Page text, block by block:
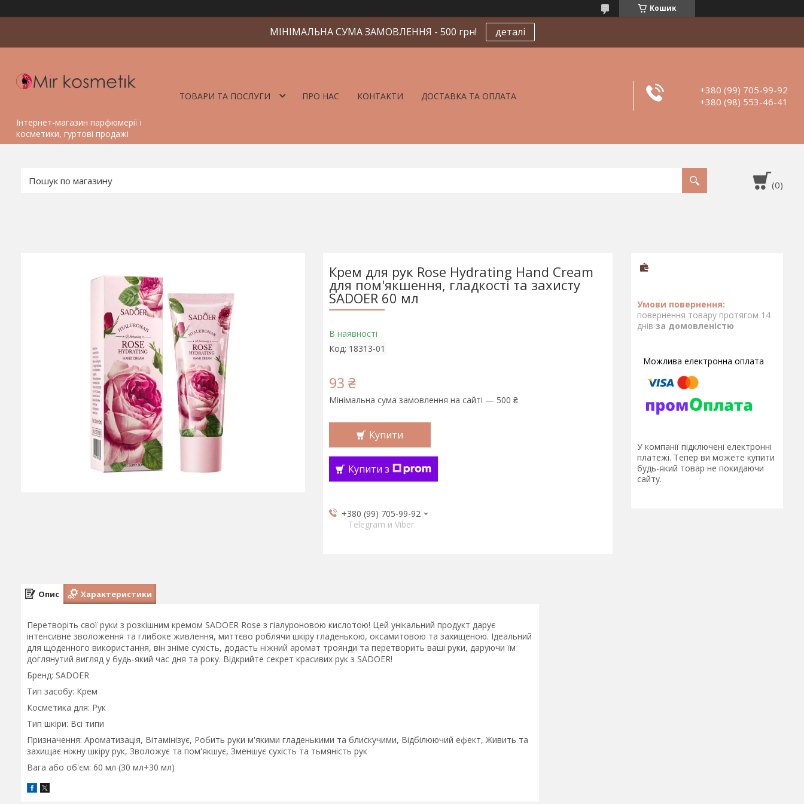
Кошик
МІНІМАЛЬНА СУМА ЗАМОВЛЕННЯ - 500 грн! деталі
Інтернет-магазин парфюмерії і
косметики, гуртові продажі
ТОВАРИ ТА ПОСЛУГИ ПРО НАС КОНТАКТИ ДОСТАВКА ТА ОПЛАТА
+380 (99) 705-99-92
+380 (98) 553-46-41
Крем для рук Rose Hydrating Hand Cream
для пом'якшення, гладкості та захисту
SADOER 60 мл
В наявності
Код: 18313-01
93 ₴
Мінімальна сума замовлення на сайті — 500 ₴
Купити
Купити з
+380 (99) 705-99-92
Telegram и Viber
повернення товару протягом 14
днів за домовленістю
У компанії підключені електронні
платежі. Тепер ви можете купити
будь-який товар не покидаючи
сайту.
Опис Характеристики
Перетворіть свої руки з розкішним кремом SADOER Rose з гіалуроновою кислотою! Цей унікальний продукт дарує
інтенсивне зволоження та глибоке живлення, миттєво роблячи шкіру гладенькою, оксамитовою та захищеною. Ідеальний
для щоденного використання, він зніме сухість, додасть ніжний аромат троянди та перетворить ваші руки, даруючи їм
доглянутий вигляд у будь-який час дня та року. Відкрийте секрет красивих рук з SADOER!
Бренд: SADOER
Тип засобу: Крем
Косметика для: Рук
Тип шкіри: Всі типи
Призначення: Ароматизація, Вітамінізує, Робить руки м'якими гладенькими та блискучими, Відбілюючий ефект, Живить та
захищає ніжну шкіру рук, Зволожує та пом'якшує, Зменшує сухість та тьмяність рук
Вага або об'єм: 60 мл (30 мл+30 мл)